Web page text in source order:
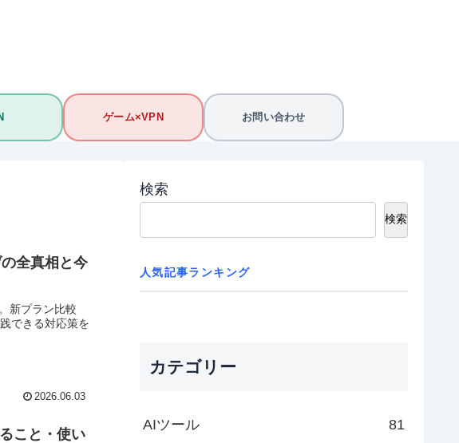
ゲーム×VPN お問い合わせ
全真相と今
新プラン比較
できる対応策を
2026.06.03
こと・使い
検索
検索
人気記事ランキング
カテゴリー
AIツール 81